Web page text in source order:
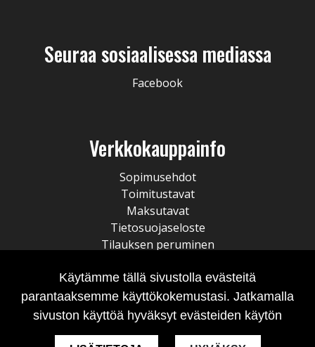
Seuraa sosiaalisessa mediassa
Facebook
Verkkokauppainfo
Sopimusehdot
Toimitustavat
Maksutavat
Tietosuojaseloste
Tilauksen peruminen
Käytämme tällä sivustolla evästeitä
parantaaksemme käyttökokemustasi. Jatkamalla
sivuston käyttöä hyväksyt evästeiden käytön